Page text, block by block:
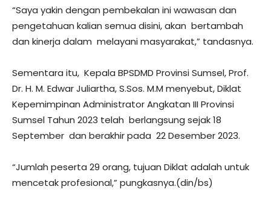
“Saya yakin dengan pembekalan ini wawasan dan
pengetahuan kalian semua disini, akan bertambah
dan kinerja dalam melayani masyarakat,” tandasnya.
Sementara itu, Kepala BPSDMD Provinsi Sumsel, Prof.
Dr. H. M. Edwar Juliartha, S.Sos. M.M menyebut, Diklat
Kepemimpinan Administrator Angkatan III Provinsi
Sumsel Tahun 2023 telah berlangsung sejak 18
September dan berakhir pada 22 Desember 2023.
“Jumlah peserta 29 orang, tujuan Diklat adalah untuk
mencetak profesional,” pungkasnya.(din/bs)